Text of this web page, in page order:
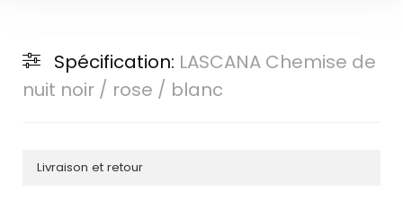
Spécification: LASCANA Chemise de
nuit noir / rose / blanc
Livraison et retour